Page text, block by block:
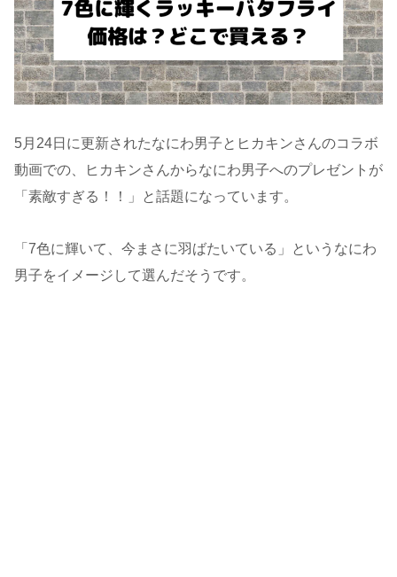
5月24日に更新されたなにわ男子とヒカキンさんのコラボ
動画での、ヒカキンさんからなにわ男子へのプレゼントが
「素敵すぎる！！」と話題になっています。
「7色に輝いて、今まさに羽ばたいている」というなにわ
男子をイメージして選んだそうです。